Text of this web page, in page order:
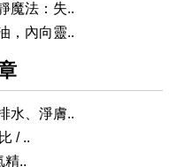
魔法：失..
，內向靈..
水、淨膚..
/ ..
精..